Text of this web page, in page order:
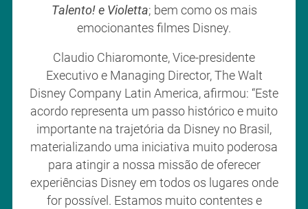
Talento! e Violetta; bem como os mais
emocionantes filmes Disney.
Claudio Chiaromonte, Vice-presidente
Executivo e Managing Director, The Walt
Disney Company Latin America, afirmou: “Este
acordo representa um passo histórico e muito
importante na trajetória da Disney no Brasil,
materializando uma iniciativa muito poderosa
para atingir a nossa missão de oferecer
experiências Disney em todos os lugares onde
for possível. Estamos muito contentes e